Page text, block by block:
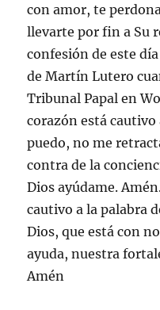
con amor, te
llevarte por fin a Su
confesión de este
de Martín Lutero
Tribunal Papal en
corazón está cautivo
puedo, no me
contra de la
Dios ayúdame.
cautivo a la palabra
Dios, que está con
ayuda, nuestra
Amén